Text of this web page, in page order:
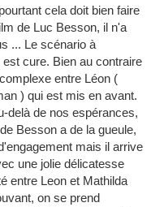
cela doit bien faire
de Luc Besson, il n'a
... Le scénario à
cure. Bien au contraire
entre Léon (
) qui est mis en avant.
delà de nos espérances,
Besson a de la gueule,
mais il arrive
une jolie délicatesse
entre Leon et Mathilda
on se prend